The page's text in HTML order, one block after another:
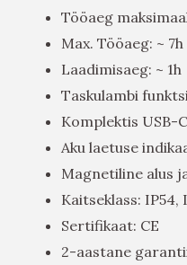
Tööaeg
Max. Tööaeg: ~ 7h
Laadimisaeg: ~ 1h
Taskulambi
Komplektis USB-
Aku laetuse
Magnetiline alus
Kaitseklass: IP54,
Sertifikaat: CE
2-aastane